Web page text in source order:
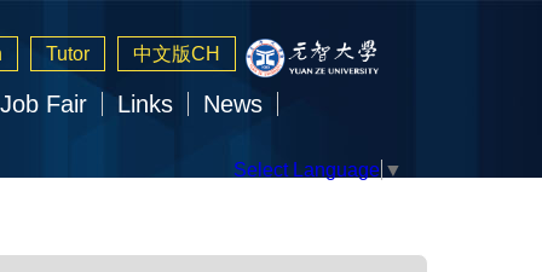
Tutor 中文版CH
Job Fair Links
News
Select Language ▼